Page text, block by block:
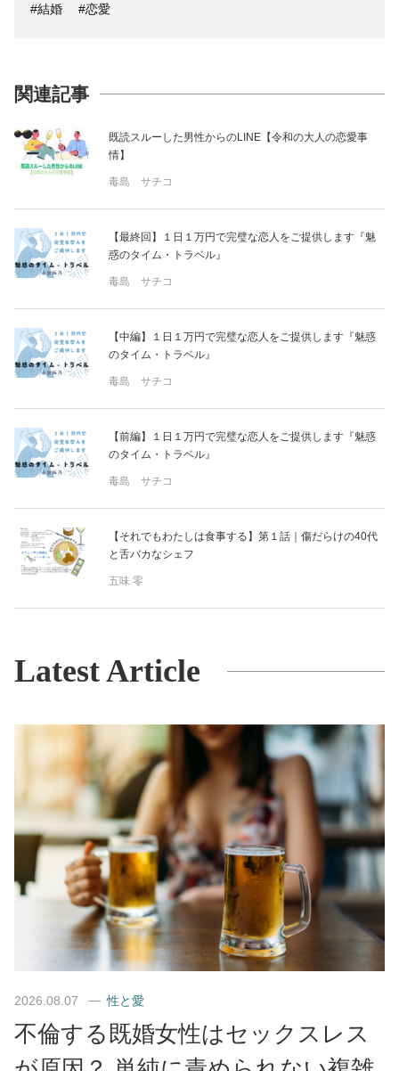
#結婚 #恋愛
関連記事
既読スルーした男性からのLINE【令和の大人の恋愛事
情】
毒島 サチコ
【最終回】１日１万円で完璧な恋人をご提供します『魅
惑のタイム・トラベル』
毒島 サチコ
【中編】１日１万円で完璧な恋人をご提供します『魅惑
のタイム・トラベル』
毒島 サチコ
【前編】１日１万円で完璧な恋人をご提供します『魅惑
のタイム・トラベル』
毒島 サチコ
【それでもわたしは食事する】第１話｜傷だらけの40代
と舌バカなシェフ
五味 零
Latest Article
2026.08.07 性と愛
不倫する既婚女性はセックスレス